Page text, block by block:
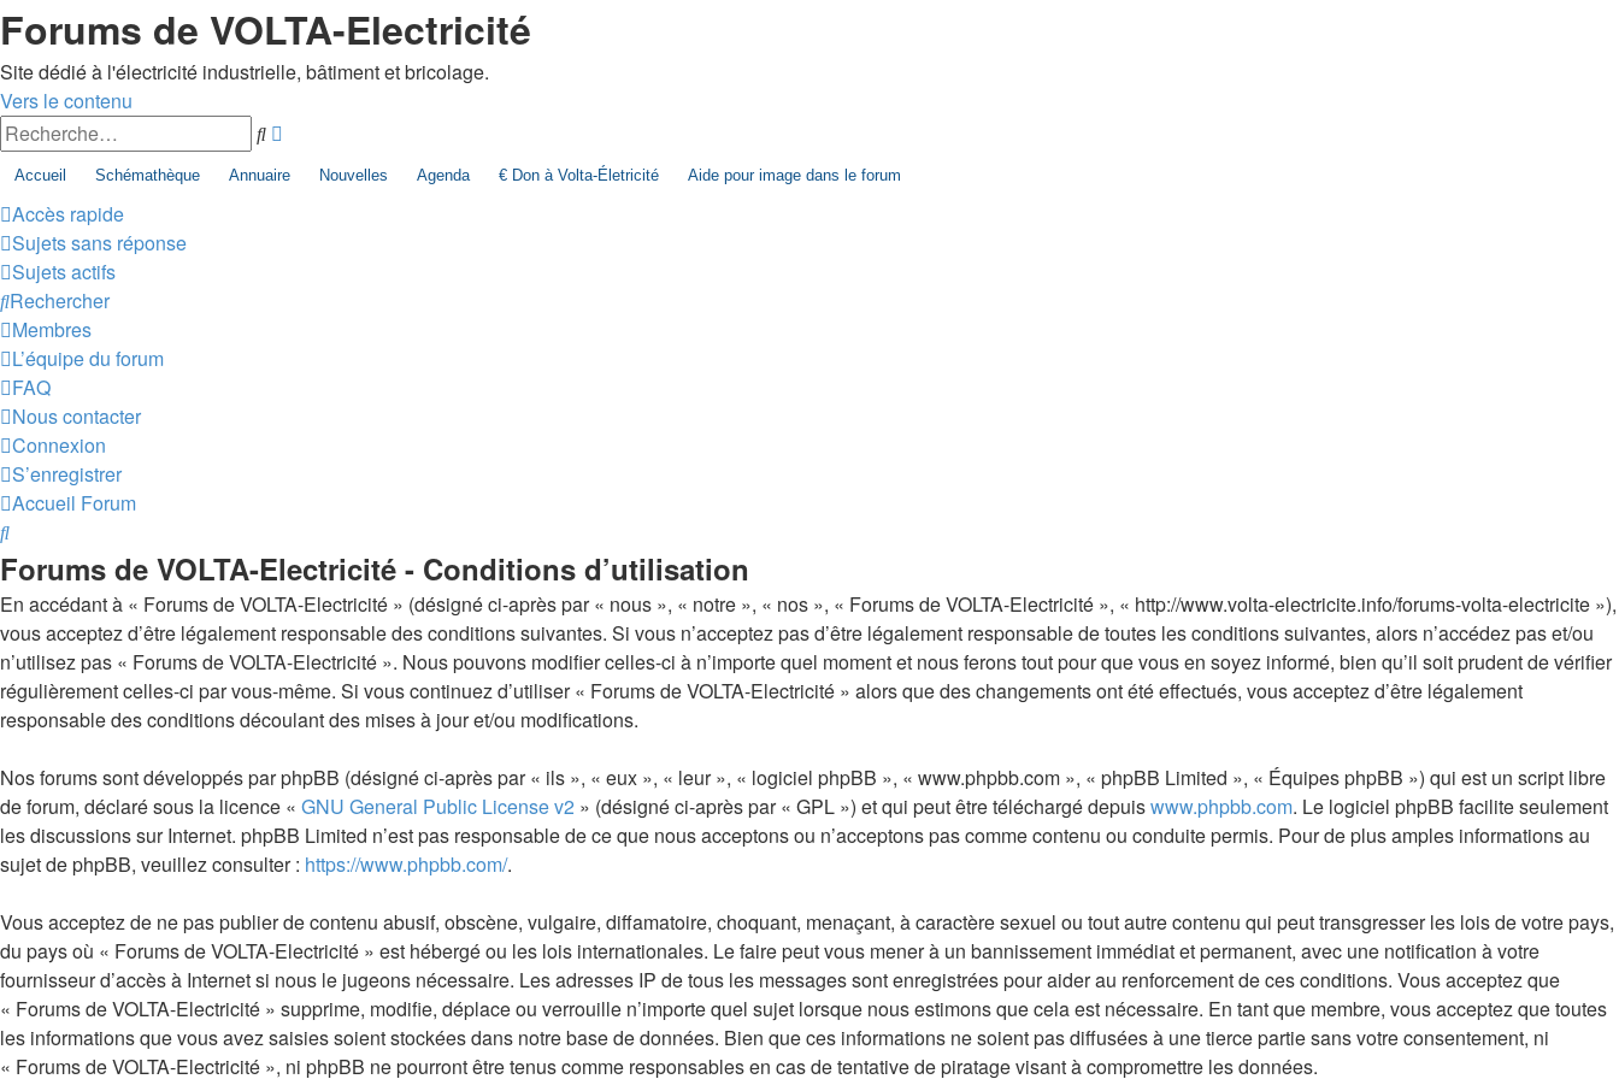
Forums de VOLTA-Electricité
Site dédié à l'électricité industrielle, bâtiment et bricolage.
Vers le contenu
Rechercher
Accueil Schémathèque Annuaire Nouvelles Agenda € Don à Volta-Életricité Aide pour image dans le forum
Accès rapide
Sujets sans réponse
Sujets actifs
Rechercher
Membres
L’équipe du forum
FAQ
Nous contacter
Connexion
S’enregistrer
Accueil Forum
Rechercher
Forums de VOLTA-Electricité - Conditions d’utilisation
En accédant à « Forums de VOLTA-Electricité » (désigné ci-après par « nous », « notre », « nos », « Forums de VOLTA-Electricité », « http://www.volta-electricite.info/forums-volta-electricite »),
vous acceptez d’être légalement responsable des conditions suivantes. Si vous n’acceptez pas d’être légalement responsable de toutes les conditions suivantes, alors n’accédez pas et/ou
n’utilisez pas « Forums de VOLTA-Electricité ». Nous pouvons modifier celles-ci à n’importe quel moment et nous ferons tout pour que vous en soyez informé, bien qu’il soit prudent de vérifier
régulièrement celles-ci par vous-même. Si vous continuez d’utiliser « Forums de VOLTA-Electricité » alors que des changements ont été effectués, vous acceptez d’être légalement
responsable des conditions découlant des mises à jour et/ou modifications.
Nos forums sont développés par phpBB (désigné ci-après par « ils », « eux », « leur », « logiciel phpBB », « www.phpbb.com », « phpBB Limited », « Équipes phpBB ») qui est un script libre
de forum, déclaré sous la licence « GNU General Public License v2 » (désigné ci-après par « GPL ») et qui peut être téléchargé depuiswww.phpbb.com. Le logiciel phpBB facilite seulement
les discussions sur Internet. phpBB Limited n’est pas responsable de ce que nous acceptons ou n’acceptons pas comme contenu ou conduite permis. Pour de plus amples informations au
sujet de phpBB, veuillez consulter : https://www.phpbb.com/.
Vous acceptez de ne pas publier de contenu abusif, obscène, vulgaire, diffamatoire, choquant, menaçant, à caractère sexuel ou tout autre contenu qui peut transgresser les lois de votre pays,
du pays où « Forums de VOLTA-Electricité » est hébergé ou les lois internationales. Le faire peut vous mener à un bannissement immédiat et permanent, avec une notification à votre
fournisseur d’accès à Internet si nous le jugeons nécessaire. Les adresses IP de tous les messages sont enregistrées pour aider au renforcement de ces conditions. Vous acceptez que
« Forums de VOLTA-Electricité » supprime, modifie, déplace ou verrouille n’importe quel sujet lorsque nous estimons que cela est nécessaire. En tant que membre, vous acceptez que toutes
les informations que vous avez saisies soient stockées dans notre base de données. Bien que ces informations ne soient pas diffusées à une tierce partie sans votre consentement, ni
« Forums de VOLTA-Electricité », ni phpBB ne pourront être tenus comme responsables en cas de tentative de piratage visant à compromettre les données.